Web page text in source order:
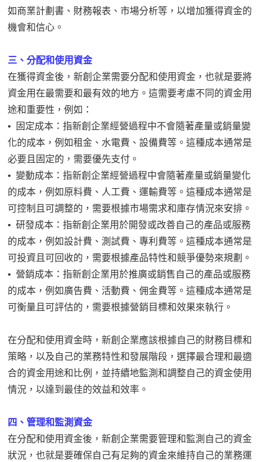
如商業計劃書、財務報表、市場分析等，以增加獲得資金的
機會和信心。
三、分配和使用資金
在獲得資金後，新創企業需要分配和使用資金，也就是要將
資金用在最需要和最有效的地方。這需要考慮不同的資金用
途和重要性，例如：
• 固定成本：指新創企業經營過程中不會隨著產量或銷量變
化的成本，例如租金、水電費、設備費等。這種成本通常是
必要且固定的，需要優先支付。
• 變動成本：指新創企業經營過程中會隨著產量或銷量變化
的成本，例如原料費、人工費、運輸費等。這種成本通常是
可控制且可調整的，需要根據市場需求和庫存情況來安排。
• 研發成本：指新創企業用於開發或改善自己的產品或服務
的成本，例如設計費、測試費、專利費等。這種成本通常是
可投資且可回收的，需要根據產品特性和競爭優勢來規劃。
• 營銷成本：指新創企業用於推廣或銷售自己的產品或服務
的成本，例如廣告費、活動費、佣金費等。這種成本通常是
可衡量且可評估的，需要根據營銷目標和效果來執行。
在分配和使用資金時，新創企業應該根據自己的財務目標和
策略，以及自己的業務特性和發展階段，選擇最合理和最適
合的資金用途和比例，並持續地監測和調整自己的資金使用
情況，以達到最佳的效益和效率。
四、管理和監測資金
在分配和使用資金後，新創企業需要管理和監測自己的資金
狀況，也就是要確保自己有足夠的資金來維持自己的業務運